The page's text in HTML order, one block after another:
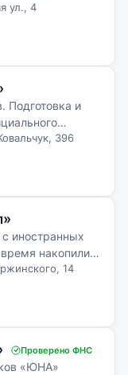
индивидуальный
ул., 4
Подготовка и
396
иностранных
накопили
и
личных
14
Проверено ФНС
«ЮНА»